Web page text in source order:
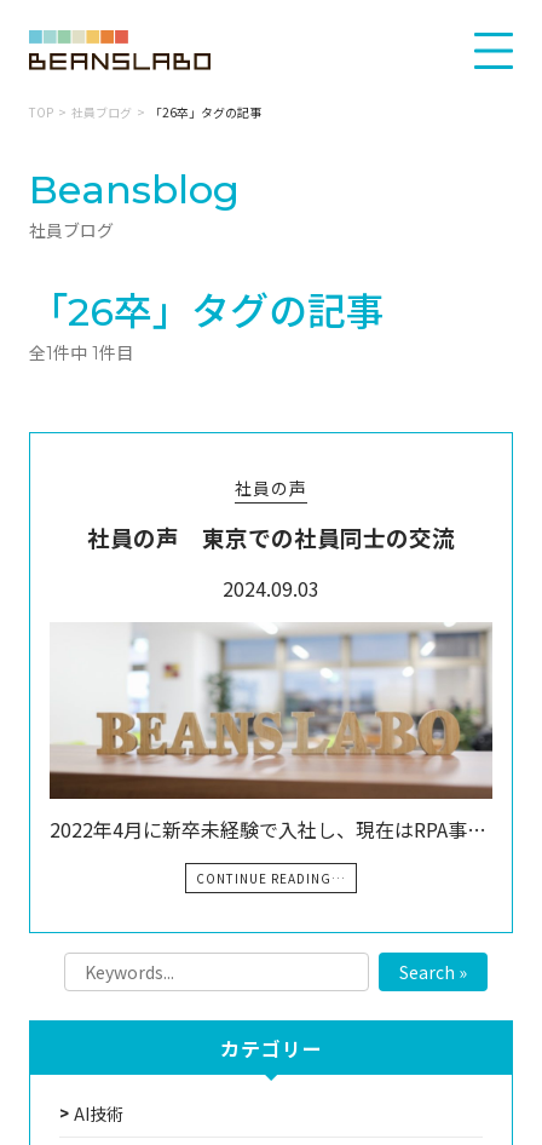
TOP 社員ブログ 「26卒」タグの記事
Beansblog
社員ブログ
「26卒」タグの記事
全1件中 1件目
社員の声
社員の声 東京での社員同士の交流
2024.09.03
2022年4月に新卒未経験で入社し、現在はRPA事…
CONTINUE READING…
Search »
カテゴリー
AI技術